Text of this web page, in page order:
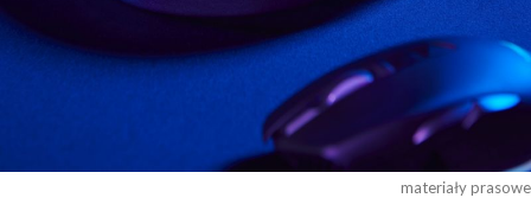
materiały prasowe